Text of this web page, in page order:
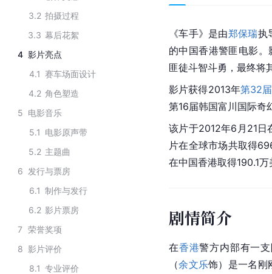
3.2 拍摄过程
3.3 幕后花絮
4 影片亮点
4.1 赛车场面设计
4.2 角色塑造
5 电影音乐
5.1 电影原声带
5.2 主题曲
6 发行与票房
6.1 制作与发行
6.2 影片票房
7 荣誉奖项
8 影片评价
8.1 专业评价
《车手》是由郑保瑞执
的中国香港警匪电影
匪徒斗智斗勇，最终将
影片获得2013年第32
第16届韩国富川国际奇
该片于2012年6月21日
片在全球市场共取得
在中国香港取得190.1
剧情简介
在香港警方内部有一
（余文乐饰）是一名刚